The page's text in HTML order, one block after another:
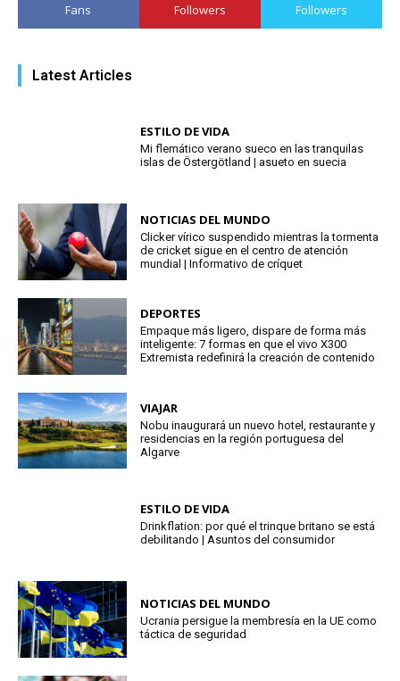
Fans
Followers
Followers
Latest Articles
ESTILO DE VIDA
Mi flemático verano sueco en las tranquilas
islas de Östergötland | asueto en suecia
NOTICIAS DEL MUNDO
Clicker vírico suspendido mientras la tormenta
de cricket sigue en el centro de atención
mundial | Informativo de críquet
DEPORTES
Empaque más ligero, dispare de forma más
inteligente: 7 formas en que el vivo X300
Extremista redefinirá la creación de contenido
VIAJAR
Nobu inaugurará un nuevo hotel, restaurante y
residencias en la región portuguesa del
Algarve
ESTILO DE VIDA
Drinkflation: por qué el trinque britano se está
debilitando | Asuntos del consumidor
NOTICIAS DEL MUNDO
Ucrania persigue la membresía en la UE como
táctica de seguridad